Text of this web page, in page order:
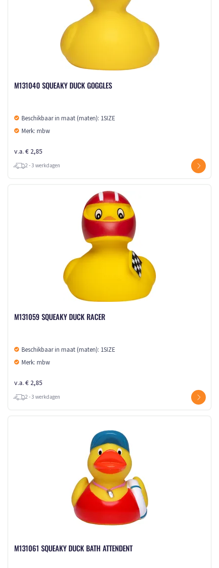
M131040 SQUEAKY DUCK GOGGLES
Beschikbaar in maat (maten): 1SIZE
Merk: mbw
v.a. € 2,85
2 - 3 werkdagen
M131059 SQUEAKY DUCK RACER
Beschikbaar in maat (maten): 1SIZE
Merk: mbw
v.a. € 2,85
2 - 3 werkdagen
M131061 SQUEAKY DUCK BATH ATTENDENT